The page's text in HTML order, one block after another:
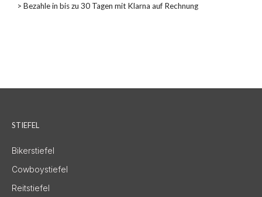
> Bezahle in bis zu 30 Tagen mit Klarna auf Rechnung
STIEFEL
Bikerstiefel
Cowboystiefel
Reitstiefel